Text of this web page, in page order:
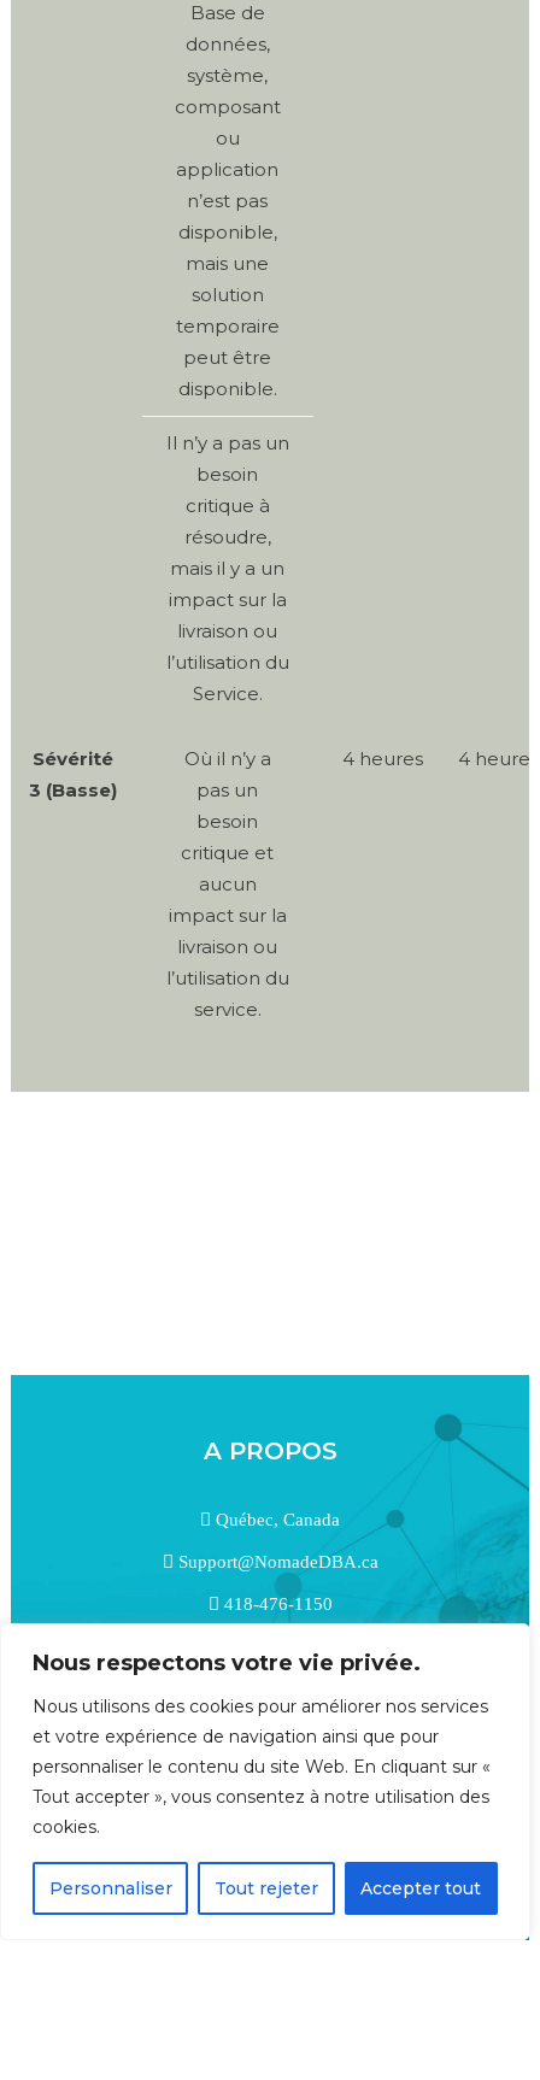
Nous respectons votre vie privée.
Nous utilisons des cookies pour améliorer nos services
et votre expérience de navigation ainsi que pour
personnaliser le contenu du site Web. En cliquant sur «
Tout accepter », vous consentez à notre utilisation des
cookies.
Personnaliser Tout rejeter Accepter tout
Base de
données,
système,
composant
ou
application
n’est pas
disponible,
mais une
solution
temporaire
peut être
disponible.
Il n’y a pas un
besoin
critique à
résoudre,
mais il y a un
impact sur la
livraison ou
l’utilisation du
Service.
Sévérité
3 (Basse)
Où il n’y a
pas un
besoin
critique et
aucun
impact sur la
livraison ou
l’utilisation du
service.
4 heures 4 heures
A PROPOS
Québec, Canada
Support@NomadeDBA.ca
418-476-1150
Politique de protection
des données personnelles
Gestion des témoins (cookies)